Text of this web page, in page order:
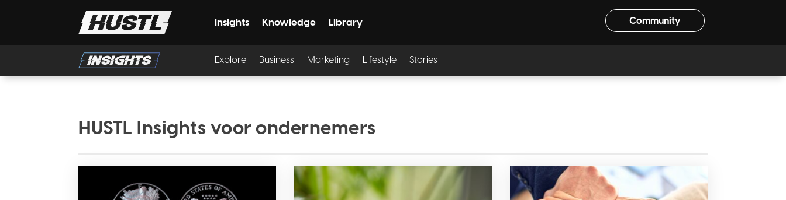
Insights Knowledge Library Community
Explore Business Marketing Lifestyle Stories
HUSTL Insights voor ondernemers